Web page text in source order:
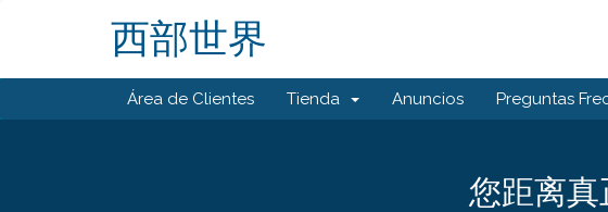
西部世界
Área de Clientes Tienda Anuncios Preguntas
您距离